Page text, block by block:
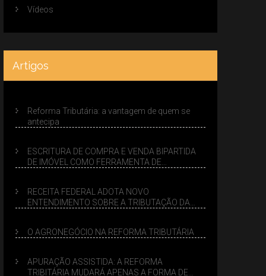
Vídeos
Artigos
Reforma Tributária: a vantagem de quem se
antecipa
ESCRITURA DE COMPRA E VENDA BIPARTIDA
DE IMÓVEL COMO FERRAMENTA DE
RECEITA FEDERAL ADOTA NOVO
ENTENDIMENTO SOBRE A TRIBUTAÇÃO DA
O AGRONEGÓCIO NA REFORMA TRIBUTÁRIA
APURAÇÃO ASSISTIDA: A REFORMA
TRIBITÁRIA MUDARÁ APENAS A FORMA DE